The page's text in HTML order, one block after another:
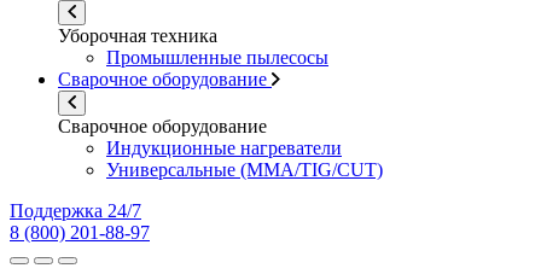
Уборочная техника
Промышленные пылесосы
Сварочное оборудование
Сварочное оборудование
Индукционные нагреватели
Универсальные (MMA/TIG/CUT)
Поддержка 24/7
8 (800) 201-88-97